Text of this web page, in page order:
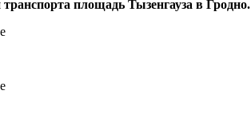
площадь Тызенгауза в Гродно.